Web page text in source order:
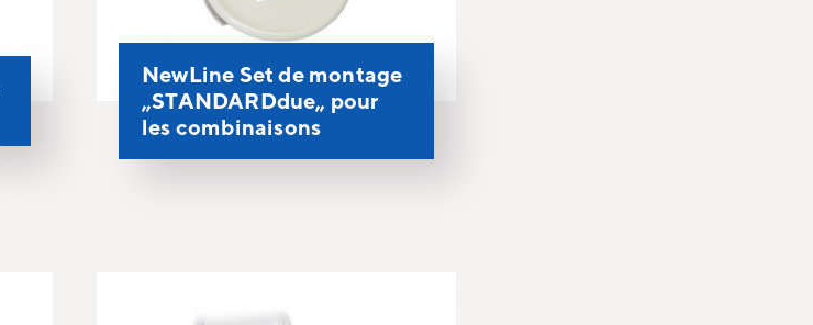
NewLine Set de montage
„STANDARDdue„ pour
les combinaisons